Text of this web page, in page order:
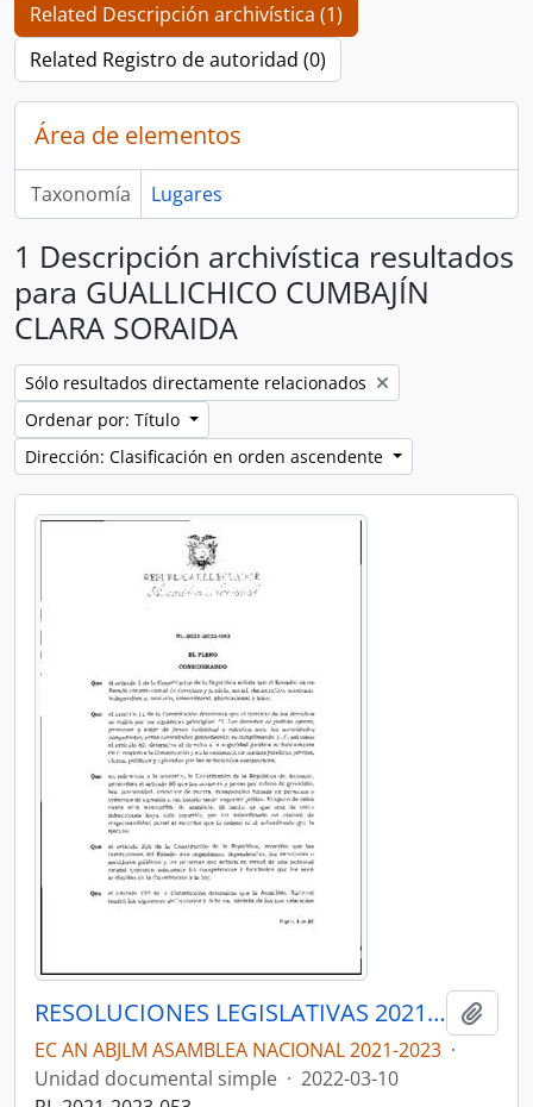
Related Descripción archivística (1)
Related Registro de autoridad (0)
Área de elementos
Taxonomía Lugares
1 Descripción archivística resultados
para GUALLICHICO CUMBAJÍN
CLARA SORAIDA
Remove filter:
Sólo resultados directamente relacionados
Ordenar por: Título
Dirección: Clasificación en orden ascendente
RESOLUCIONES LEGISLATIVAS 2021-2023
EC AN ABJLM ASAMBLEA NACIONAL 2021-2023 ·
Unidad documental simple · 2022-03-10